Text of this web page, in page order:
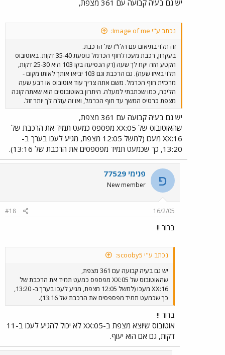
יש גם בעיה קבועה עם 361 מצפת,
נכתב ע"י Image of me:
זה תלוי בתיאום עם הלו"ז של הרכבת.
בעקרון, רכבת מעכו לחוף הכרמל נוסעת 35-40 דקות. באוטובוס
הקטע הזה יקח לך שעה (רק הנסיעה בקו 103 היא 25-30 דקות,
תלוי באיזו שעה). גם הרכבת וגם 103 יביאו אותך לאותו מקום -
מרכזית חוף הכרמל. משם אתה צריך עוד אוטובוס או רבע שעה
הליכה, כמו שכתבתי למעלה. היתרון באוטובוסים הוא שאתה קונה
מצפת כרטיס המשך עד חוף הכרמל, ואז זה עולה לך יותר זול.
יש גם בעיה קבועה עם 361 מצפת,
שהאוטובוס של XX:05 מפספס כמעט תמיד את הרכבת של
XX:16 מעכו (למשל 12:05 מצפת, מגיע לעכו בערך ב-
13:20, כך שכמעט תמיד מפספסים את הרכבת של 13:16).
פ פנימי 77529
New member
16/2/05
#18
ברור !!
נכתב ע"י scooby5:
יש גם בעיה קבועה עם 361 מצפת,
שהאוטובוס של XX:05 מפספס כמעט תמיד את הרכבת של
XX:16 מעכו (למשל 12:05 מצפת, מגיע לעכו בערך ב- 13:20,
כך שכמעט תמיד מפספסים את הרכבת של 13:16).
ברור !!
אוטובוס שיוצא מצפת ב-05:XX לא יכול להגיע לעכו ב-11
דקות, גם אם הוא יעוף.